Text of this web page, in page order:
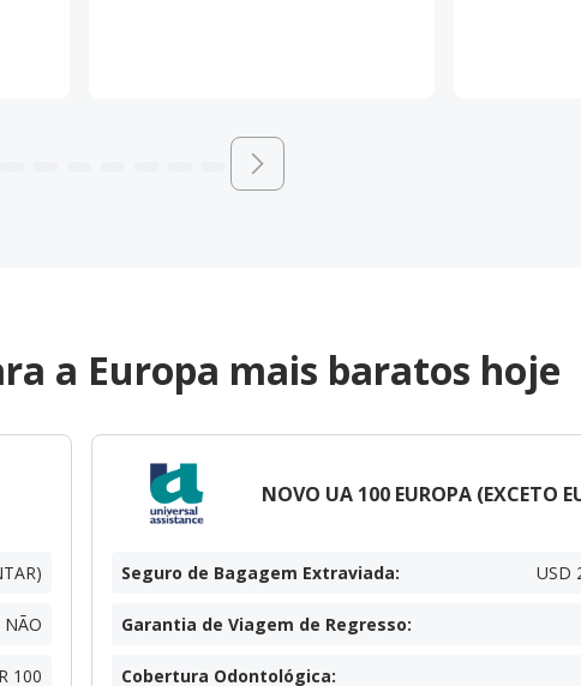
a Europa mais baratos hoje
NÃO
100
NOVO UA 100 EUROPA (EXCETO
Seguro de Bagagem Extraviada: USD
Garantia de Viagem de Regresso:
Cobertura Odontológica: